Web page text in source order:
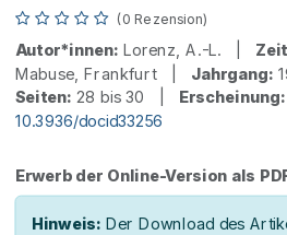
(0 Rezension)
Autor*innen: Lorenz, A.-L. |
Mabuse, Frankfurt | Jahrgang:
Seiten: 28 bis 30 | Erscheinung:
10.3936/docid33256
Erwerb der Online-Version als
Hinweis: Der Download des